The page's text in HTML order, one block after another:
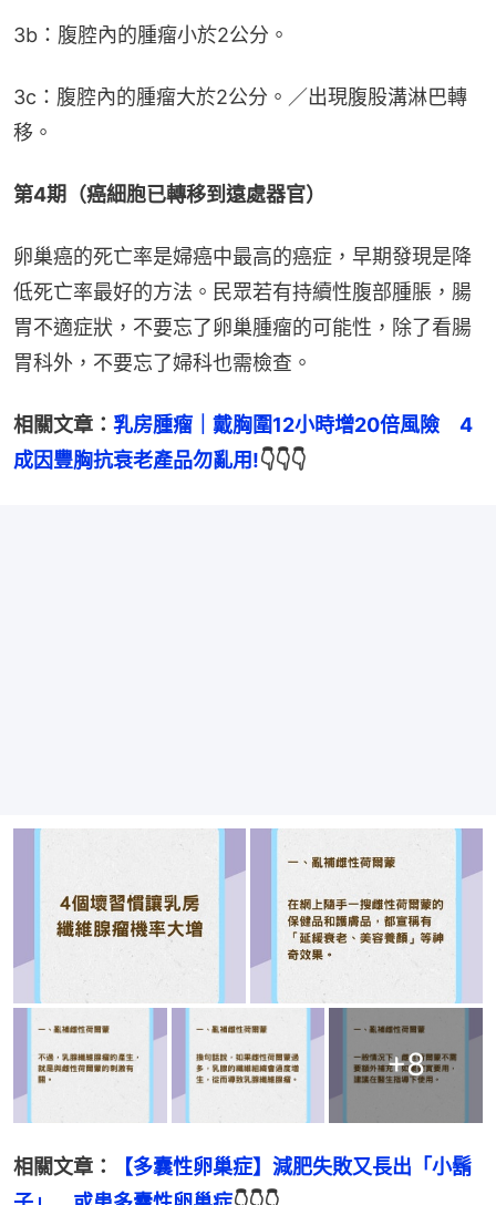
3b：腹腔內的腫瘤小於2公分。
3c：腹腔內的腫瘤大於2公分。／出現腹股溝淋巴轉
移。
第4期（癌細胞已轉移到遠處器官）
卵巢癌的死亡率是婦癌中最高的癌症，早期發現是降
低死亡率最好的方法。民眾若有持續性腹部腫脹，腸
胃不適症狀，不要忘了卵巢腫瘤的可能性，除了看腸
胃科外，不要忘了婦科也需檢查。
相關文章： 乳房腫瘤｜戴胸圍12小時增20倍風險　4
成因豐胸抗衰老產品勿亂用!👇👇👇
+8
相關文章：
【多囊性卵巢症】減肥失敗又長出「小鬍